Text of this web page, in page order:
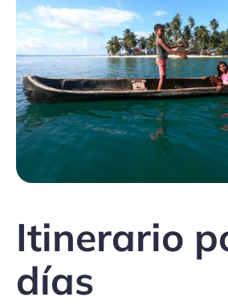
Itinerario
días